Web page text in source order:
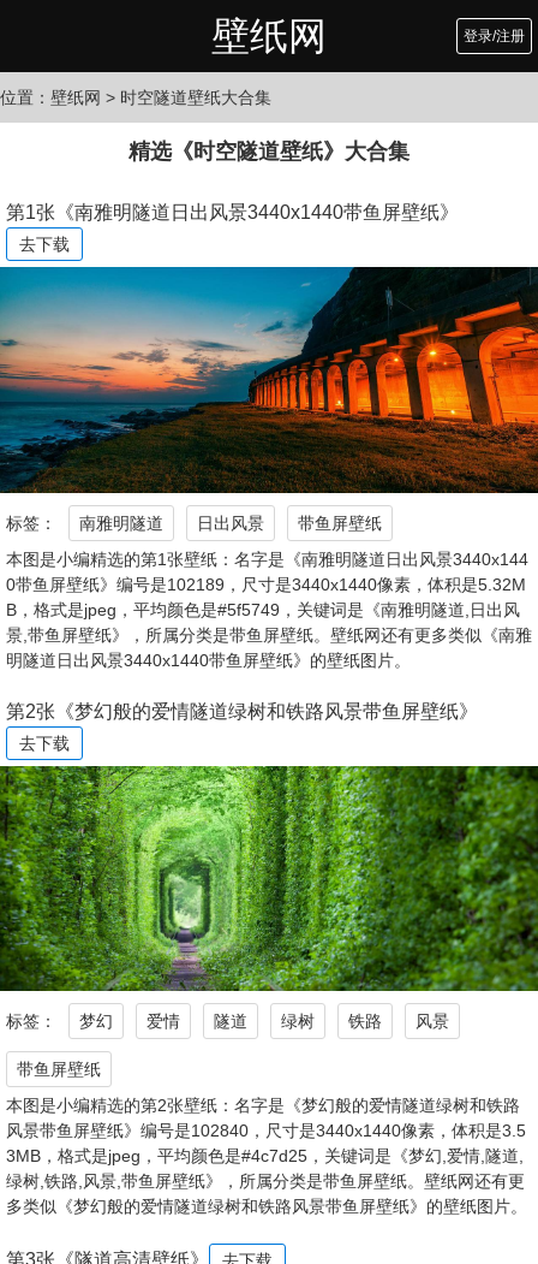
壁纸网 登录/注册
位置： 壁纸网 > 时空隧道壁纸大合集
精选《时空隧道壁纸》大合集
第1张《南雅明隧道日出风景3440x1440带鱼屏壁纸》
去下载
标签： 南雅明隧道 日出风景
带鱼屏壁纸
本图是小编精选的第1张壁纸：名字是《南雅明隧道日出风景3440x144
0带鱼屏壁纸》编号是102189，尺寸是3440x1440像素，体积是5.32M
B，格式是jpeg，平均颜色是#5f5749，关键词是《南雅明隧道,日出风
景,带鱼屏壁纸》，所属分类是带鱼屏壁纸。壁纸网还有更多类似《南雅
明隧道日出风景3440x1440带鱼屏壁纸》的壁纸图片。
第2张《梦幻般的爱情隧道绿树和铁路风景带鱼屏壁纸》
去下载
标签： 梦幻 爱情 隧道 绿树 铁路 风景
带鱼屏壁纸
本图是小编精选的第2张壁纸：名字是《梦幻般的爱情隧道绿树和铁路
风景带鱼屏壁纸》编号是102840，尺寸是3440x1440像素，体积是3.5
3MB，格式是jpeg，平均颜色是#4c7d25，关键词是《梦幻,爱情,隧道,
绿树,铁路,风景,带鱼屏壁纸》，所属分类是带鱼屏壁纸。壁纸网还有更
多类似《梦幻般的爱情隧道绿树和铁路风景带鱼屏壁纸》的壁纸图片。